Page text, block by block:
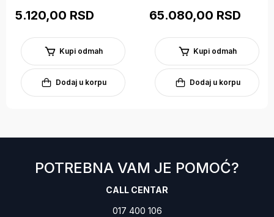
5.120,00 RSD
Kupi odmah
Dodaj u korpu
65.080,00 RSD
Kupi odmah
Dodaj u korpu
POTREBNA VAM JE POMOĆ?
CALL CENTAR
017 400 106